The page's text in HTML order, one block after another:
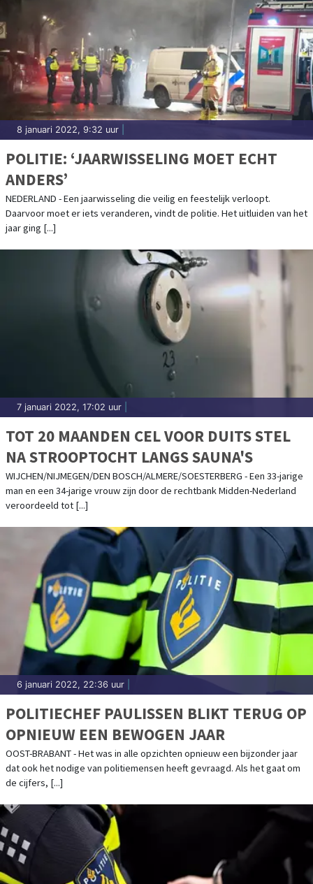
8 januari 2022, 9:32 uur
POLITIE: ‘JAARWISSELING MOET ECHT
ANDERS’
NEDERLAND - Een jaarwisseling die veilig en feestelijk verloopt.
Daarvoor moet er iets veranderen, vindt de politie. Het uitluiden van het
jaar ging [...]
7 januari 2022, 17:02 uur
TOT 20 MAANDEN CEL VOOR DUITS STEL
NA STROOPTOCHT LANGS SAUNA'S
WIJCHEN/NIJMEGEN/DEN BOSCH/ALMERE/SOESTERBERG - Een 33-jarige
man en een 34-jarige vrouw zijn door de rechtbank Midden-Nederland
veroordeeld tot [...]
6 januari 2022, 22:36 uur
POLITIECHEF PAULISSEN BLIKT TERUG OP
OPNIEUW EEN BEWOGEN JAAR
OOST-BRABANT - Het was in alle opzichten opnieuw een bijzonder jaar
dat ook het nodige van politiemensen heeft gevraagd. Als het gaat om
de cijfers, [...]